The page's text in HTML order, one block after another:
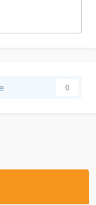
0